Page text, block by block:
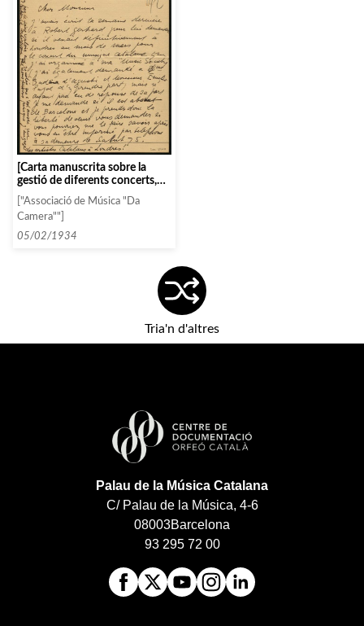
[Carta manuscrita sobre la
gestió de diferents concerts,
com el del Trio de Barcelona]
["Associació de Música "Da
Camera""]
05/02/1934
Tria'n d'altres
Palau de la Música Catalana
C/ Palau de la Música, 4-6
08003Barcelona
93 295 72 00